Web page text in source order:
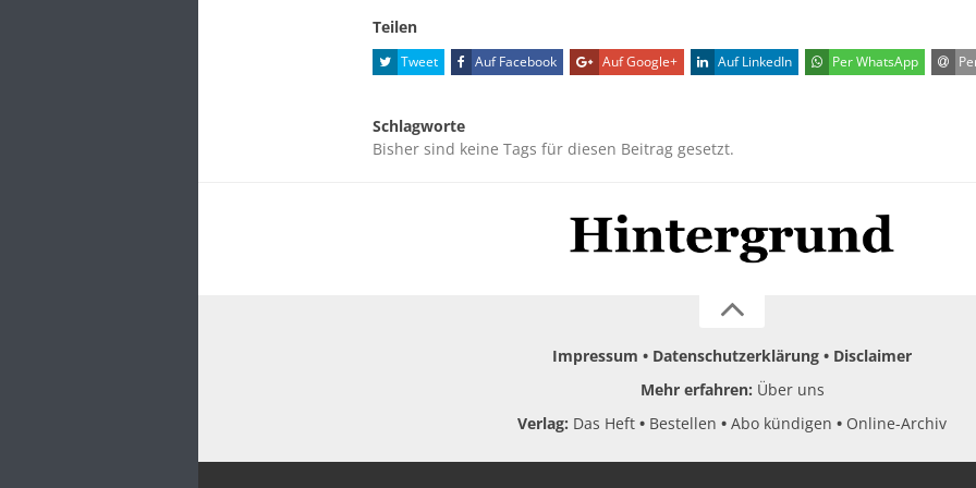
Teilen
Tweet Auf Facebook Auf Google+ Auf LinkedIn Per WhatsApp
Schlagworte
Bisher sind keine Tags für diesen Beitrag gesetzt.
Impressum Datenschutzerklärung
Disclaimer
Mehr erfahren: Über uns
Verlag: Das Heft Bestellen Abo kündigen Online-Archiv